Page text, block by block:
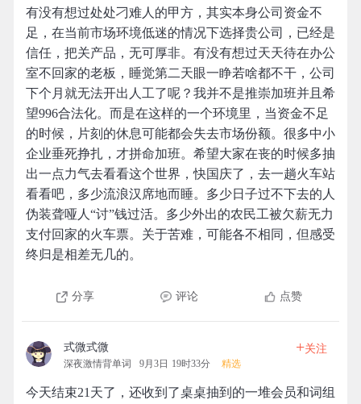
有没有想过处处刁难人的甲方，其实本身公司资金不
足，在当前市场环境低迷的情况下选择贵公司，已经是
信任，把关产品，无可厚非。有没有想过天天待在办公
室不回家的老板，睡觉第二天眼一睁若啥都不干，公司
下个月就无法开出人工了呢？我并不是推崇加班并且希
望996合法化。而是在这样的一个环境里，当资金不足
的时候，片刻的休息可能都会失去市场份额。很多中小
企业垂死挣扎，才拼命加班。希望大家在丧的时候多抽
出一点力气去看看这个世界，快国庆了，去一趟火车站
看看吧，多少流浪汉席地而睡。多少日子过不下去的人
伪装聋哑人“讨”钱过活。多少外出的农民工被欠薪无力
支付回家的火车票。关于苦难，可能各不相同，但感受
终归是相差无几的。
分享 评论 点赞
式微式微
深夜激情背单词 9月3日 19时33分 精选
+关注
今天结束21天了，还收到了桌桌抽到的一堆会员和词组